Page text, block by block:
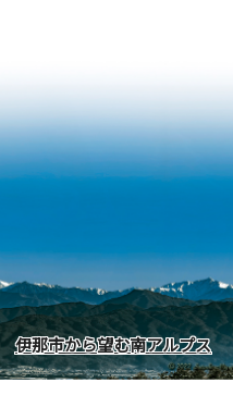
伊那市から望む南アルプス